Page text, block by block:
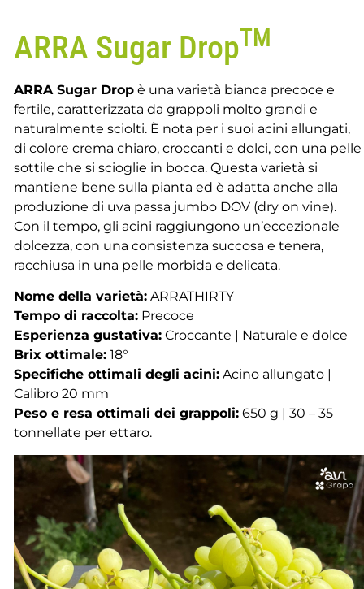
ARRA Sugar DropTM
ARRA Sugar Drop è una varietà bianca precoce e
fertile, caratterizzata da grappoli molto grandi e
naturalmente sciolti. È nota per i suoi acini allungati,
di colore crema chiaro, croccanti e dolci, con una pelle
sottile che si scioglie in bocca. Questa varietà si
mantiene bene sulla pianta ed è adatta anche alla
produzione di uva passa jumbo DOV (dry on vine).
Con il tempo, gli acini raggiungono un’eccezionale
dolcezza, con una consistenza succosa e tenera,
racchiusa in una pelle morbida e delicata.
Nome della varietà: ARRATHIRTY
Tempo di raccolta: Precoce
Esperienza gustativa: Croccante | Naturale e dolce
Brix ottimale: 18°
Specifiche ottimali degli acini: Acino allungato |
Calibro 20 mm
Peso e resa ottimali dei grappoli: 650 g | 30 – 35
tonnellate per ettaro.